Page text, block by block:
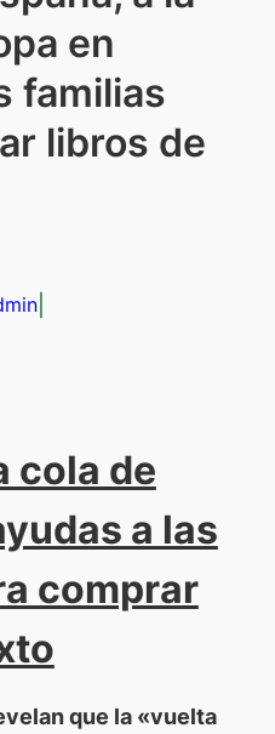
en
familias
libros de
|
cola de
a las
comprar
que la «vuelta